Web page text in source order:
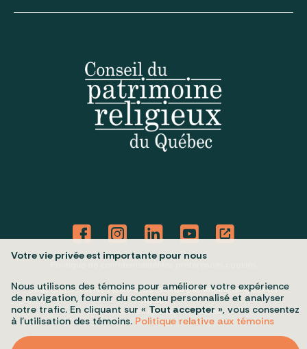
Tous droits réservés 2026 © Conseil du patrimoine religieux du
Québec
Conception et réalisation :Nubee
Votre vie privée est importante pour nous
Nous utilisons des témoins pour améliorer votre expérience
de navigation, fournir du contenu personnalisé et analyser
notre trafic. En cliquant sur « Tout accepter », vous consentez
à l’utilisation des témoins. Politique relative aux témoins